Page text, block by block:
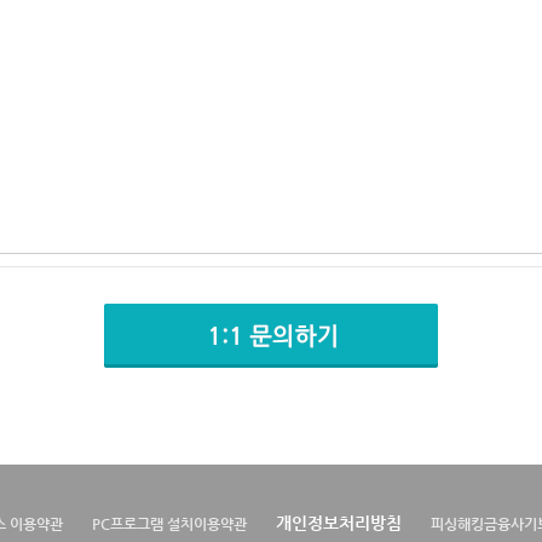
이용약관 PC프로그램 설치이용약관 개인정보처리방침 피싱해킹금융사기